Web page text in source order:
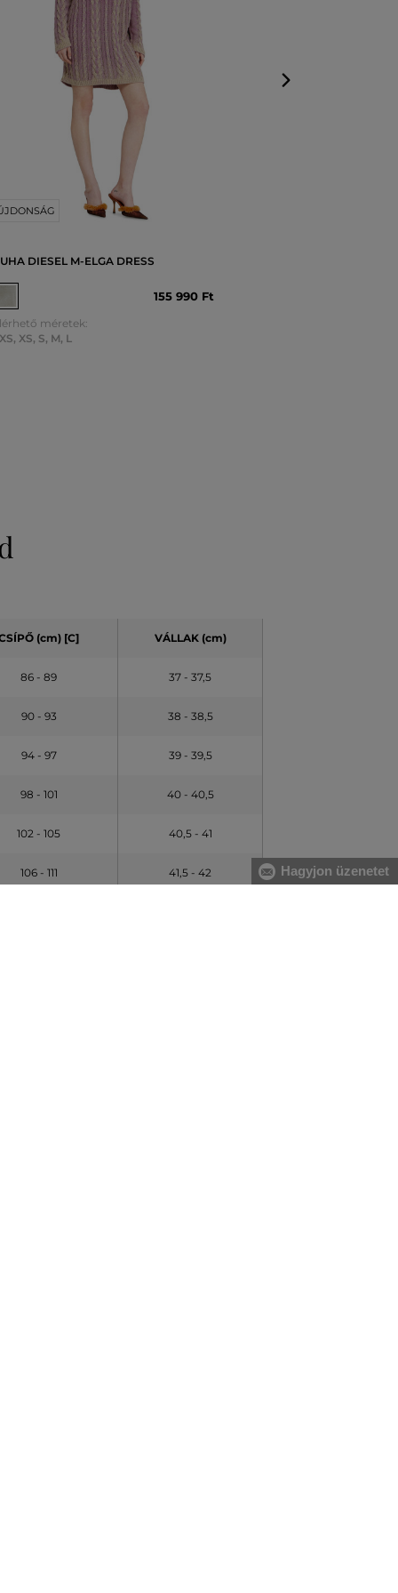
DIESEL M-ELGA DRESS
155 990 Ft
méretek:
, XS, S, M, L
(cm) [C] VÁLLAK (cm)
86 - 89 37 - 37,5
90 - 93 38 - 38,5
94 - 97 39 - 39,5
98 - 101 40 - 40,5
102 - 105 40,5 - 41
106 - 111 41,5 - 42 Hagyjon üzenetet